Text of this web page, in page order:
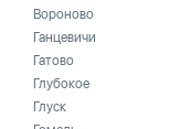
Вороново
Ганцевичи
Гатово
Глубокое
Глуск